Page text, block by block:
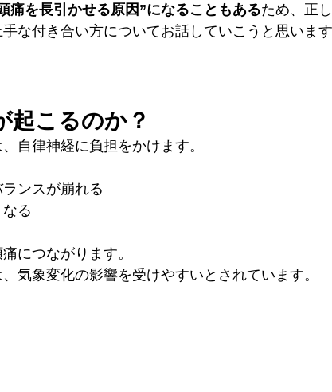
痛を長引かせる原因”になることもあるため、正
な付き合い方についてお話していこうと思います
起こるのか？
自律神経に負担をかけます。
ンスが崩れる
る
につながります。
気象変化の影響を受けやすいとされています。